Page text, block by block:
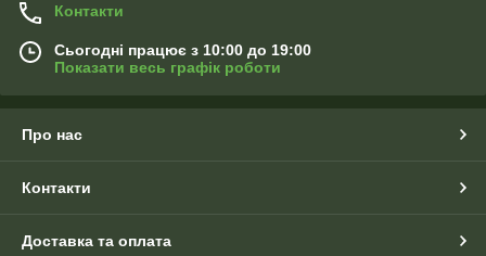
Контакти
Сьогодні працює з 10:00 до 19:00
Показати весь графік роботи
Про нас
Контакти
Доставка та оплата